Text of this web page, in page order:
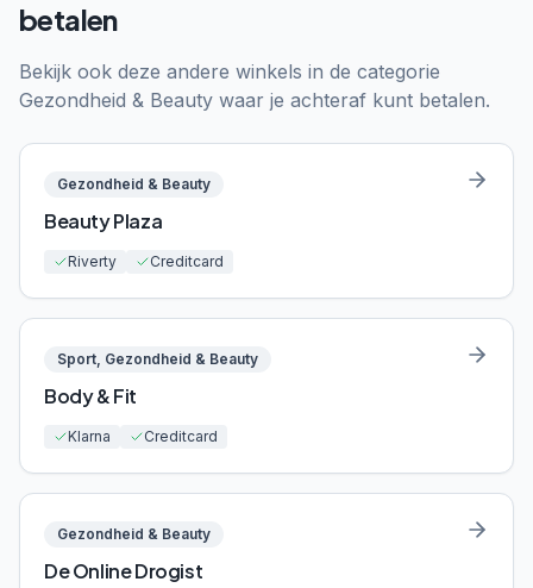
betalen
Bekijk ook deze andere winkels in de categorie
Gezondheid & Beauty waar je achteraf kunt betalen.
Gezondheid & Beauty
Beauty Plaza
Riverty Creditcard
Sport, Gezondheid & Beauty
Body & Fit
Klarna Creditcard
Gezondheid & Beauty
De Online Drogist